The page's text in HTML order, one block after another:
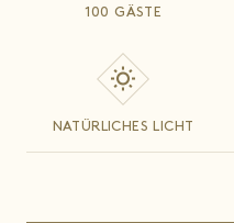
100 GÄSTE
NATÜRLICHES LICHT